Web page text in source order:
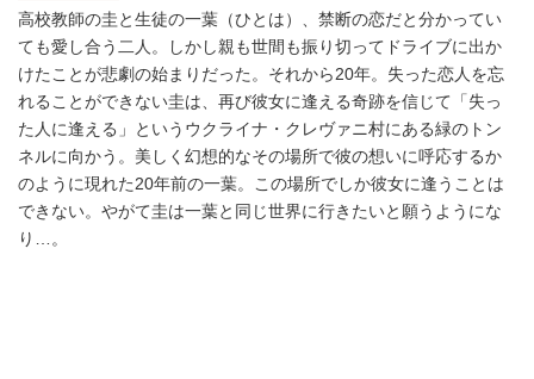
高校教師の圭と生徒の一葉（ひとは）、禁断の恋だと分かってい
ても愛し合う二人。しかし親も世間も振り切ってドライブに出か
けたことが悲劇の始まりだった。それから20年。失った恋人を忘
れることができない圭は、再び彼女に逢える奇跡を信じて「失っ
た人に逢える」というウクライナ・クレヴァニ村にある緑のトン
ネルに向かう。美しく幻想的なその場所で彼の想いに呼応するか
のように現れた20年前の一葉。この場所でしか彼女に逢うことは
できない。やがて圭は一葉と同じ世界に行きたいと願うようにな
り…。